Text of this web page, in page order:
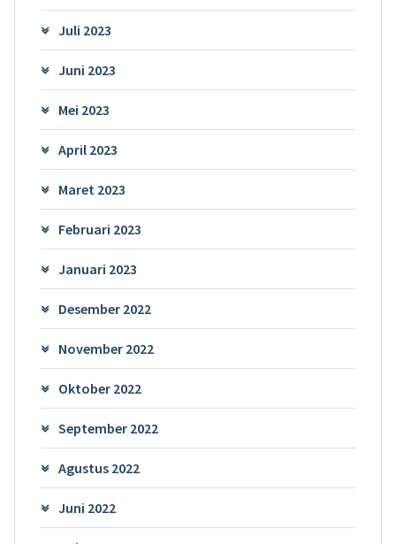
Juli 2023
Juni 2023
Mei 2023
April 2023
Maret 2023
Februari 2023
Januari 2023
Desember 2022
November 2022
Oktober 2022
September 2022
Agustus 2022
Juni 2022